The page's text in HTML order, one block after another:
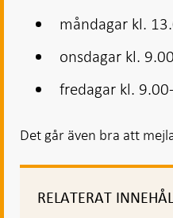
måndagar kl.
onsdagar kl.
fredagar kl.
Det går även bra att
RELATERAT